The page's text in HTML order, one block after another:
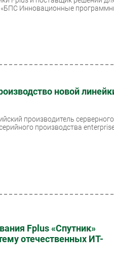
Инновационные
новой
производитель серверного
производства
Fplus «Спутник»
отечественных ИТ-